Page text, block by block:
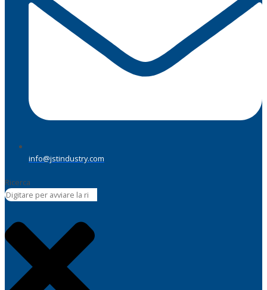
info@jstindustry.com
Ricerca